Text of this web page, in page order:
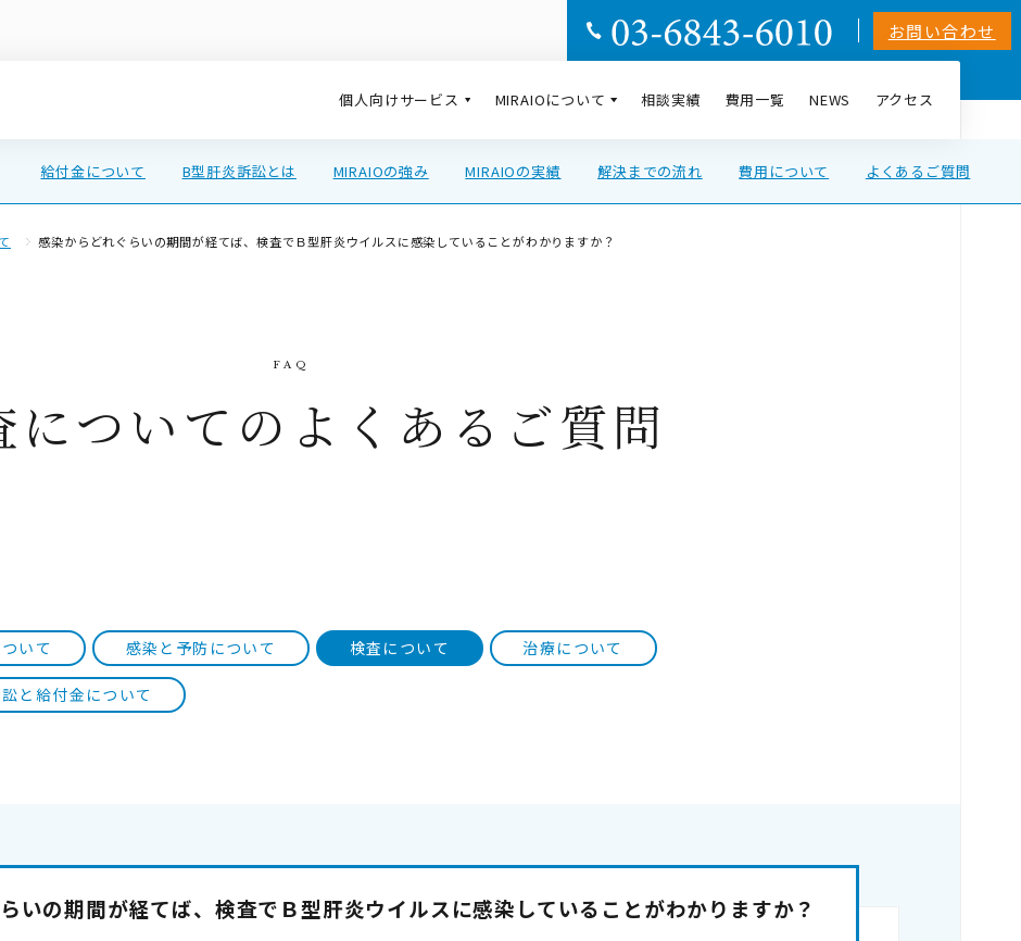
お問い合わせ
個人向けサービス MIRAIOについて 相談実績 費用一覧 NEWS アクセス
給付金について B型肝炎訴訟とは MIRAIOの強み MIRAIOの実績 解決までの流れ 費用について よくあるご質問
感染からどれぐらいの期間が経てば、検査でＢ型肝炎ウイルスに感染していることがわかりますか？
についてのよくあるご質問
いて 感染と予防について 検査について 治療について
と給付金について
いの期間が経てば、検査でＢ型肝炎ウイルスに感染していることがわかりますか？